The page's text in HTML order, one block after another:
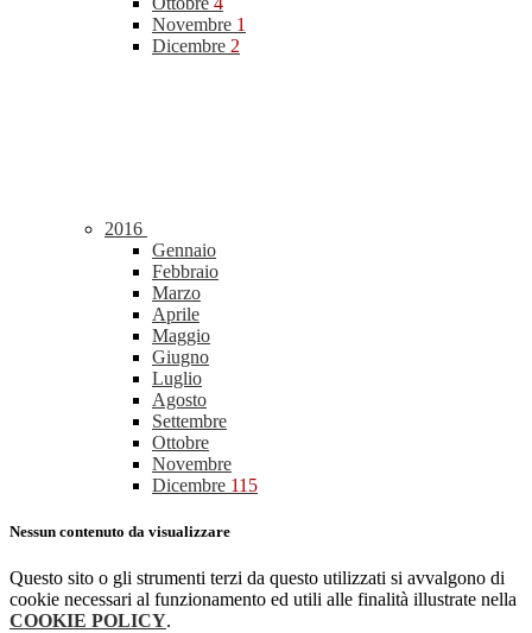
Novembre 1
Dicembre 2
2016
Gennaio
Febbraio
Marzo
Aprile
Maggio
Giugno
Luglio
Agosto
Settembre
Ottobre
Novembre
Dicembre 115
Nessun contenuto da visualizzare
Questo sito o gli strumenti terzi da questo utilizzati si avvalgono di
cookie necessari al funzionamento ed utili alle finalità illustrate nella
COOKIE POLICY.